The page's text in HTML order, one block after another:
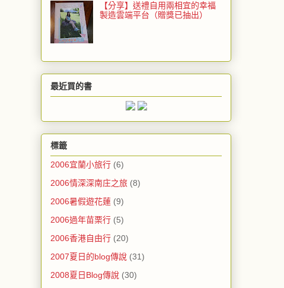
【分享】送禮自用兩相宜的幸福
製造雲端平台（贈獎已抽出）
最近買的書
標籤
2006宜蘭小旅行 (6)
2006情深深南庄之旅 (8)
2006暑假遊花蓮 (9)
2006過年苗栗行 (5)
2006香港自由行 (20)
2007夏日的blog傳說 (31)
2008夏日Blog傳說 (30)